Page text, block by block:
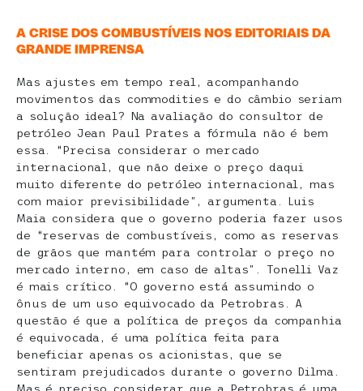
A CRISE DOS COMBUSTÍVEIS NOS EDITORIAIS DA
GRANDE IMPRENSA
Mas ajustes em tempo real, acompanhando
movimentos das commodities e do câmbio seriam
a solução ideal? Na avaliação do consultor de
petróleo Jean Paul Prates a fórmula não é bem
essa. “Precisa considerar o mercado
internacional, que não deixe o preço daqui
muito diferente do petróleo internacional, mas
com maior previsibilidade”, argumenta. Luis
Maia considera que o governo poderia fazer usos
de “reservas de combustíveis, como as reservas
de grãos que mantém para controlar o preço no
mercado interno, em caso de altas”. Tonelli Vaz
é mais crítico. “O governo está assumindo o
ônus de um uso equivocado da Petrobras. A
questão é que a política de preços da companhia
é equivocada, é uma política feita para
beneficiar apenas os acionistas, que se
sentiram prejudicados durante o governo Dilma.